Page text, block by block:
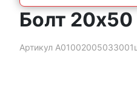
Болт
Артикул